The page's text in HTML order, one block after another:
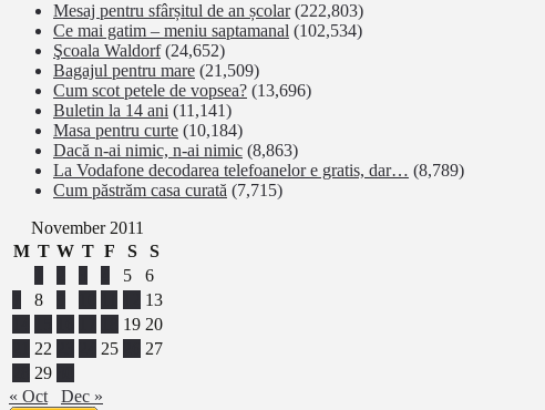
Mesaj pentru sfârșitul de an școlar (222,803)
Ce mai gatim – meniu saptamanal (102,534)
Şcoala Waldorf (24,652)
Bagajul pentru mare (21,509)
Cum scot petele de vopsea? (13,696)
Buletin la 14 ani (11,141)
Masa pentru curte (10,184)
Dacă n-ai nimic, n-ai nimic (8,863)
La Vodafone decodarea telefoanelor e gratis, dar… (8,789)
Cum păstrăm casa curată (7,715)
November 2011
M T W T F S
S
5
6
8
13
19 20
22 25
27
29
« Oct
Dec »